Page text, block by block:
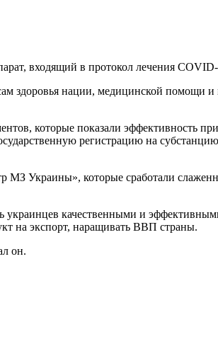
входящий в протокол лечения
здоровья нации, медицинской помощи
которые показали эффективность
регистрацию на
Украины», которые сработали
качественными и
на экспорт, наращивать ВВП страны.
он.